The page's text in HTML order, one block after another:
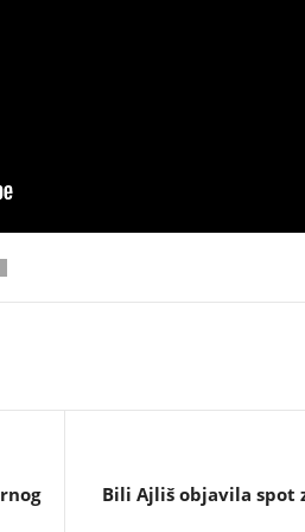
Bili Ajliš objavila spot